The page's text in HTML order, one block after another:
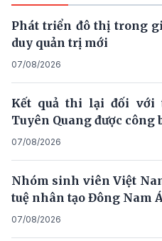
Phát triển đô thị trong
duy quản trị mới
07/08/2026
Kết quả thi lại đối với
Tuyên Quang được công
07/08/2026
Nhóm sinh viên Việt
tuệ nhân tạo Đông Nam Á
07/08/2026